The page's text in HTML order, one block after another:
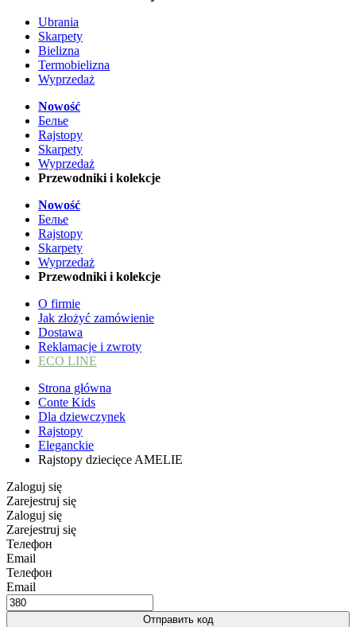
Ubrania
Skarpety
Bielizna
Termobielizna
Wyprzedaż
Nowość
Белье
Rajstopy
Skarpety
Wyprzedaż
Przewodniki i kolekcje
Nowość
Белье
Rajstopy
Skarpety
Wyprzedaż
Przewodniki i kolekcje
O firmie
Jak złożyć zamówienie
Dostawa
Reklamacje i zwroty
ECO LINE
Strona główna
Conte Kids
Dla dziewczynek
Rajstopy
Eleganckie
Rajstopy dziecięce AMELIE
Zaloguj się
Zarejestruj się
Zaloguj się
Zarejestruj się
Телефон
Email
Телефон
Email
Отправить код